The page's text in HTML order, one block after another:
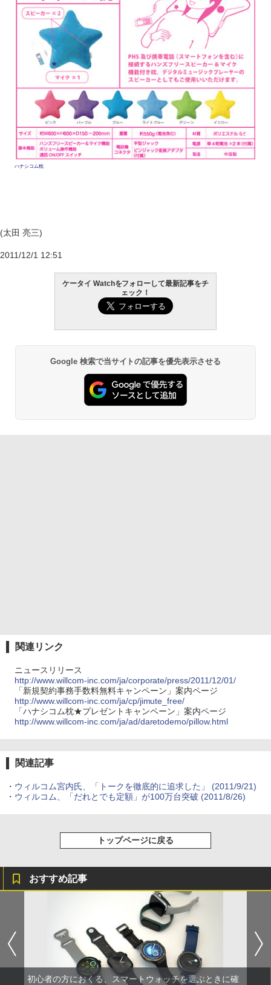
ハナシコム枕
(太田 亮三)
2011/12/1 12:51
ケータイ Watchをフォローして最新記事をチ
ェック！
Google 検索で当サイトの記事を優先表示させる
関連リンク
ニュースリリース
http://www.willcom-inc.com/ja/corporate/press/2011/12/01/
「新規契約事務手数料無料キャンペーン」案内ページ
http://www.willcom-inc.com/ja/cp/jimute_free/
「ハナシコム枕★プレゼントキャンペーン」案内ページ
http://www.willcom-inc.com/ja/ad/daretodemo/pillow.html
関連記事
・ ウィルコム宮内氏、「トークを徹底的に追求した」
(2011/9/21)
・ ウィルコム、「だれとでも定額」が100万台突破 (2011/8/26)
トップページに戻る
おすすめ記事
初心者の方におくる、スマートウォッチを選ぶときに確